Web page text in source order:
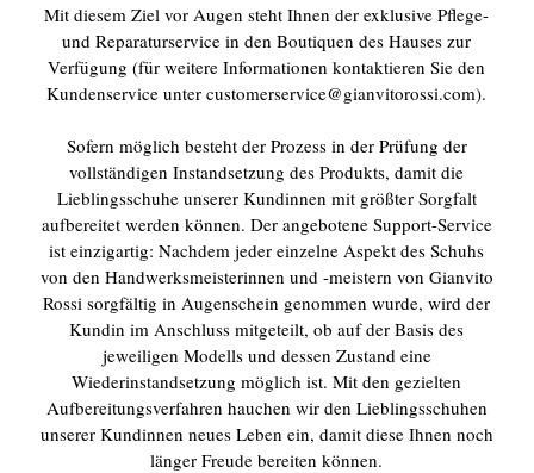
Mit diesem Ziel vor Augen steht Ihnen der exklusive Pflege-
und Reparaturservice in den Boutiquen des Hauses zur
Verfügung (für weitere Informationen kontaktieren Sie den
Kundenservice unter customerservice@gianvitorossi.com).
Sofern möglich besteht der Prozess in der Prüfung der
vollständigen Instandsetzung des Produkts, damit die
Lieblingsschuhe unserer Kundinnen mit größter Sorgfalt
aufbereitet werden können. Der angebotene Support-Service
ist einzigartig: Nachdem jeder einzelne Aspekt des Schuhs
von den Handwerksmeisterinnen und -meistern von Gianvito
Rossi sorgfältig in Augenschein genommen wurde, wird der
Kundin im Anschluss mitgeteilt, ob auf der Basis des
jeweiligen Modells und dessen Zustand eine
Wiederinstandsetzung möglich ist. Mit den gezielten
Aufbereitungsverfahren hauchen wir den Lieblingsschuhen
unserer Kundinnen neues Leben ein, damit diese Ihnen noch
länger Freude bereiten können.